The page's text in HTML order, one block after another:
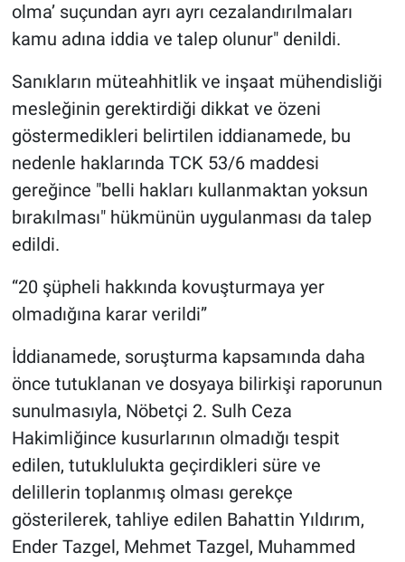
olma’ suçundan ayrı ayrı cezalandırılmaları
kamu adına iddia ve talep olunur" denildi.
Sanıkların müteahhitlik ve inşaat mühendisliği
mesleğinin gerektirdiği dikkat ve özeni
göstermedikleri belirtilen iddianamede, bu
nedenle haklarında TCK 53/6 maddesi
gereğince "belli hakları kullanmaktan yoksun
bırakılması" hükmünün uygulanması da talep
edildi.
“20 şüpheli hakkında kovuşturmaya yer
olmadığına karar verildi”
İddianamede, soruşturma kapsamında daha
önce tutuklanan ve dosyaya bilirkişi raporunun
sunulmasıyla, Nöbetçi 2. Sulh Ceza
Hakimliğince kusurlarının olmadığı tespit
edilen, tutuklulukta geçirdikleri süre ve
delillerin toplanmış olması gerekçe
gösterilerek, tahliye edilen Bahattin Yıldırım,
Ender Tazgel, Mehmet Tazgel, Muhammed